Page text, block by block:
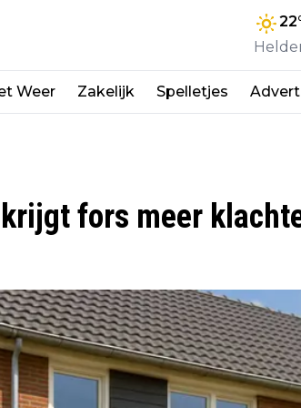
22
Weer Zakelijk Spelletjes
fors meer